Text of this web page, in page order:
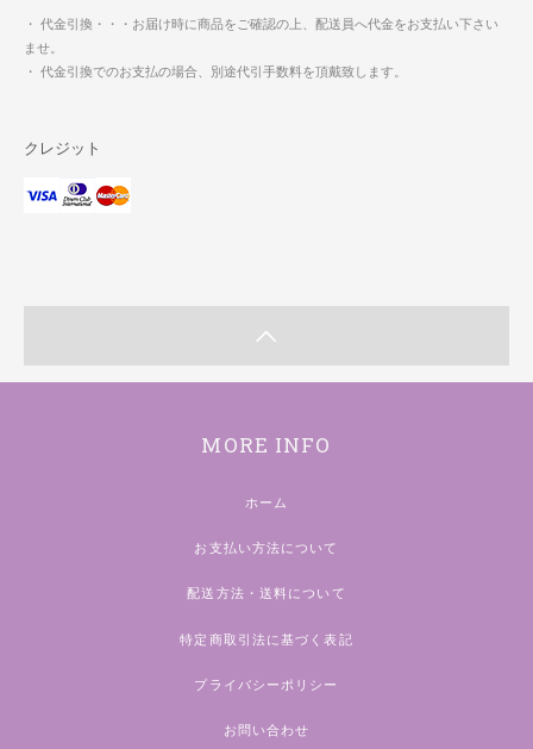
・ 代金引換・・・お届け時に商品をご確認の上、配送員へ代金をお支払い下さい
ませ。
・ 代金引換でのお支払の場合、別途代引手数料を頂戴致します。
クレジット
MORE INFO
ホーム
お支払い方法について
配送方法・送料について
特定商取引法に基づく表記
プライバシーポリシー
お問い合わせ